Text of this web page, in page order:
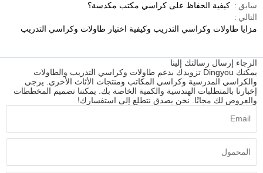
سابق
كيفية الحفاظ على كراسي مكتب مكدسة؟
التالي
مزايا طاولات وكراسي التدريب وكيفية اختيار طاولات وكراسي التدريب
الرجاء إرسال رسالتك إلينا
يمكنك Dingyou تزويدك بدعم طاولات وكراسي التدريب والطاولات
والكراسي المدرسية وكراسي المكاتب ومنتجات الأثاث الأخرى. يرجى
إخبارنا بالمتطلبات الهندسية والكمية الخاصة بك. يمكننا تصميم المخططات
والعروض لك مجانًا. نحن بصدق نتطلع إلى استفسارك!